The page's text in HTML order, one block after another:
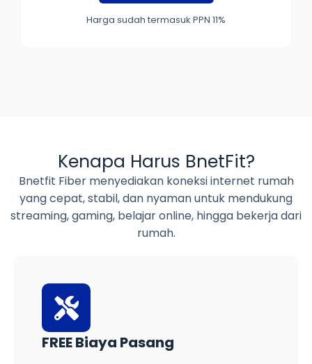
Harga sudah termasuk PPN 11%
Kenapa Harus BnetFit?
Bnetfit Fiber menyediakan koneksi internet rumah
yang cepat, stabil, dan nyaman untuk mendukung
streaming, gaming, belajar online, hingga bekerja dari
rumah.
FREE Biaya Pasang